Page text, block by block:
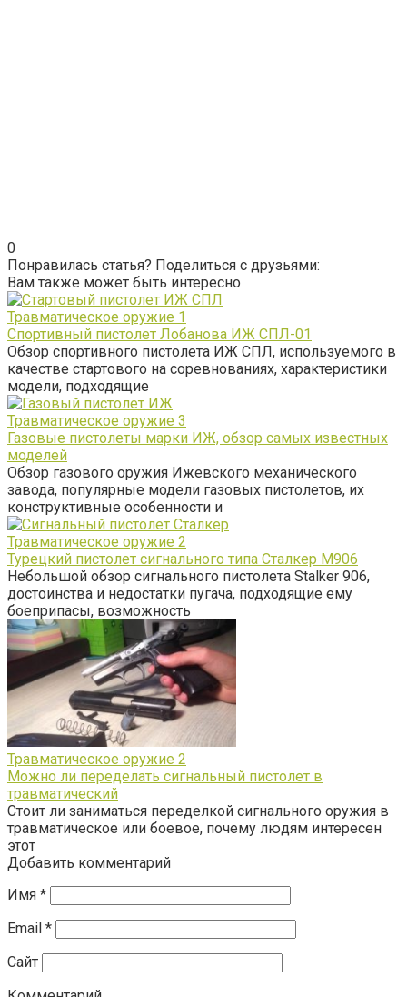
0
Понравилась статья? Поделиться с друзьями:
Вам также может быть интересно
Травматическое оружие 1
Спортивный пистолет Лобанова ИЖ СПЛ-01
Обзор спортивного пистолета ИЖ СПЛ, используемого в
качестве стартового на соревнованиях, характеристики
модели, подходящие
Травматическое оружие 3
Газовые пистолеты марки ИЖ, обзор самых известных
моделей
Обзор газового оружия Ижевского механического
завода, популярные модели газовых пистолетов, их
конструктивные особенности и
Травматическое оружие 2
Турецкий пистолет сигнального типа Сталкер М906
Небольшой обзор сигнального пистолета Stalker 906,
достоинства и недостатки пугача, подходящие ему
боеприпасы, возможность
Травматическое оружие 2
Можно ли переделать сигнальный пистолет в
травматический
Стоит ли заниматься переделкой сигнального оружия в
травматическое или боевое, почему людям интересен
этот
Добавить комментарий
Имя *
Email *
Сайт